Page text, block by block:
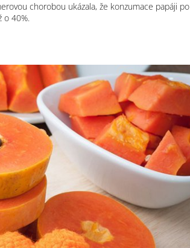
chorobou ukázala, že konzumace papáji po
o 40%.